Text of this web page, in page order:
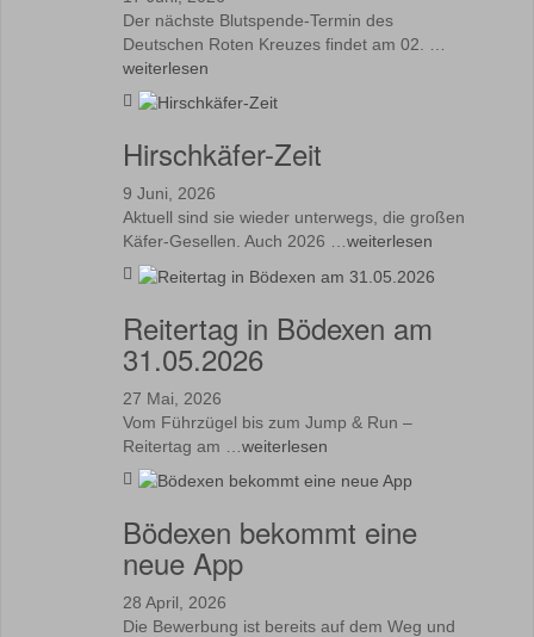
Der nächste Blutspende-Termin des
Deutschen Roten Kreuzes findet am 02. …
weiterlesen
Hirschkäfer-Zeit
9 Juni, 2026
Aktuell sind sie wieder unterwegs, die großen
Käfer-Gesellen. Auch 2026 …weiterlesen
Reitertag in Bödexen am
31.05.2026
27 Mai, 2026
Vom Führzügel bis zum Jump & Run –
Reitertag am … weiterlesen
Bödexen bekommt eine
neue App
28 April, 2026
Die Bewerbung ist bereits auf dem Weg und